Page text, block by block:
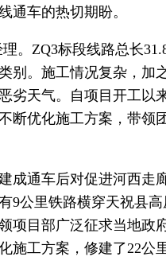
通车的热切期盼。
。ZQ3标段线路总长
别。施工情况复杂，加
天气。自项目开工以
断优化施工方案，带领
成通车后对促进河西走
9公里铁路横穿天祝县
项目部广泛征求当地政
施工方案，修建了22公